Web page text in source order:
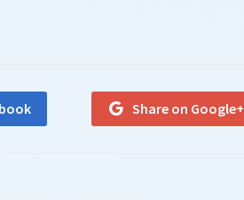
Share on Google+